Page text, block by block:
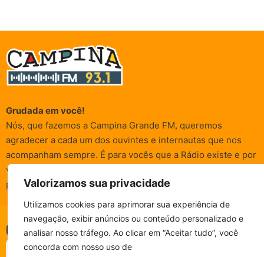
Valorizamos sua privacidade
Utilizamos cookies para aprimorar sua experiência de
navegação, exibir anúncios ou conteúdo personalizado e
analisar nosso tráfego. Ao clicar em “Aceitar tudo”, você
concorda com nosso uso de
CAMPINA FM - AO VIVO
ESCUTE SEM PARAR!
Grudada em você!
Nós, que fazemos a Campina Grande FM, queremos
agradecer a cada um dos ouvintes e internautas que nos
acompanham sempre. É para vocês que a Rádio existe e por
vocês que as informações (informativas, de entretenimento,
promocionais e de conscientização) são realizadas.
© Campina FM 1978 – 2026.Termos de Uso|Política de
Privacidade